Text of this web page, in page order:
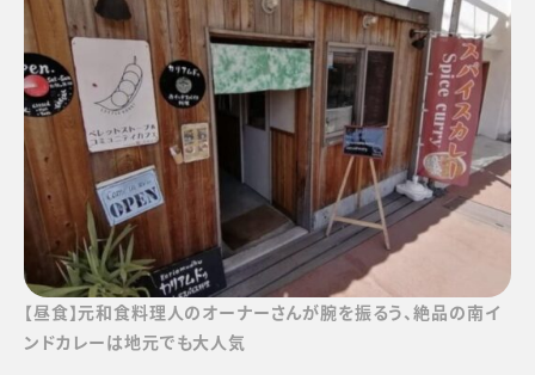
【昼食】元和食料理人のオーナーさんが腕を振るう、絶品の南イ
ンドカレーは地元でも大人気